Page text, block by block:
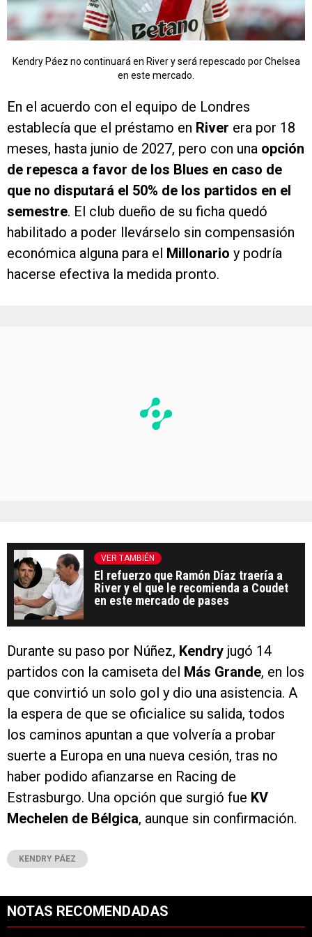
Kendry Páez no continuará en River y será repescado por Chelsea
en este mercado.
En el acuerdo con el equipo de Londres
establecía que el préstamo en River era por 18
meses, hasta junio de 2027, pero con una opción
de repesca a favor de los Blues en caso de
que no disputará el 50% de los partidos en el
semestre. El club dueño de su ficha quedó
habilitado a poder llevárselo sin compensasión
económica alguna para el Millonario y podría
hacerse efectiva la medida pronto.
VER TAMBIÉN
El refuerzo que Ramón Díaz traería a
River y el que le recomienda a Coudet
en este mercado de pases
Durante su paso por Núñez, Kendry jugó 14
partidos con la camiseta del Más Grande, en los
que convirtió un solo gol y dio una asistencia. A
la espera de que se oficialice su salida, todos
los caminos apuntan a que volvería a probar
suerte a Europa en una nueva cesión, tras no
haber podido afianzarse en Racing de
Estrasburgo. Una opción que surgió fue KV
Mechelen de Bélgica, aunque sin confirmación.
KENDRY PÁEZ
NOTAS RECOMENDADAS